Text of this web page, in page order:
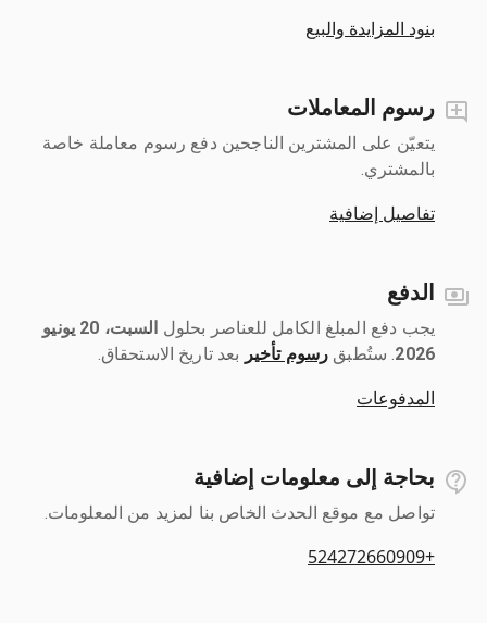
بنود المزايدة والبيع
رسوم المعاملات
يتعيّن على المشترين الناجحين دفع رسوم معاملة خاصة
بالمشتري.
تفاصيل إضافية
الدفع
يجب دفع المبلغ الكامل للعناصر بحلول ‎
السبت، 20 يونيو
2026
رسوم تأخير بعد تاريخ الاستحقاق.
المدفوعات
بحاجة إلى معلومات إضافية
تواصل مع موقع الحدث الخاص بنا لمزيد من المعلومات.
+524272660909